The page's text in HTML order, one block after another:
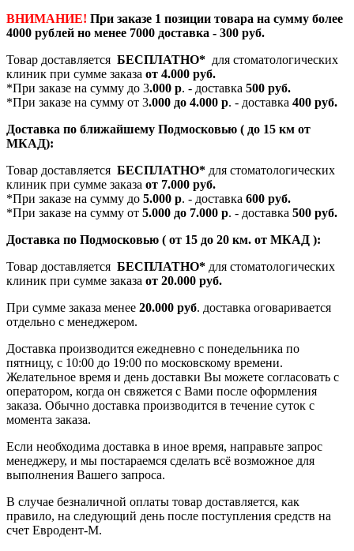
ВНИМАНИЕ! При заказе 1 позиции товара на сумму более
4000 рублей но менее 7000 доставка - 300 руб.
Товар доставляется БЕСПЛАТНО* для стоматологических
клиник при сумме заказа от 4.000 руб.
*При заказе на сумму до 3.000 р. - доставка 500 руб.
*При заказе на сумму от 3.000 до 4.000 р. - доставка 400 руб.
Доставка по ближайшему Подмосковью ( до 15 км от
МКАД):
Товар доставляется БЕСПЛАТНО* для стоматологических
клиник при сумме заказа от 7.000 руб.
*При заказе на сумму до 5.000 р. - доставка 600 руб.
*При заказе на сумму от 5.000 до 7.000 р. - доставка 500 руб.
Доставка по Подмосковью ( от 15 до 20 км. от МКАД ):
Товар доставляется БЕСПЛАТНО* для стоматологических
клиник при сумме заказа от 20.000 руб.
При сумме заказа менее 20.000 руб. доставка оговаривается
отдельно с менеджером.
Доставка производится ежедневно с понедельника по
пятницу, с 10:00 до 19:00 по московскому времени.
Желательное время и день доставки Вы можете согласовать с
оператором, когда он свяжется с Вами после оформления
заказа. Обычно доставка производится в течение суток с
момента заказа.
Если необходима доставка в иное время, направьте запрос
менеджеру, и мы постараемся сделать всё возможное для
выполнения Вашего запроса.
В случае безналичной оплаты товар доставляется, как
правило, на следующий день после поступления средств на
счет Евродент-М.